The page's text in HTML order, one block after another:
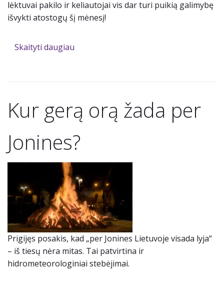
lėktuvai pakilo ir keliautojai vis dar turi puikią galimybę
išvykti atostogų šį mėnesį!
Skaityti daugiau
Kur gerą orą žada per
Jonines?
Prigijęs posakis, kad „per Jonines Lietuvoje visada lyja“
– iš tiesų nėra mitas. Tai patvirtina ir
hidrometeorologiniai stebėjimai.